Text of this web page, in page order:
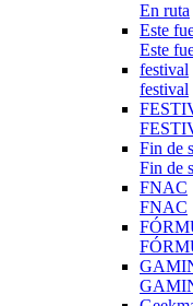
En ruta
Este
Este
festival
festival
Fin de
Fin de
FNAC
FNAC